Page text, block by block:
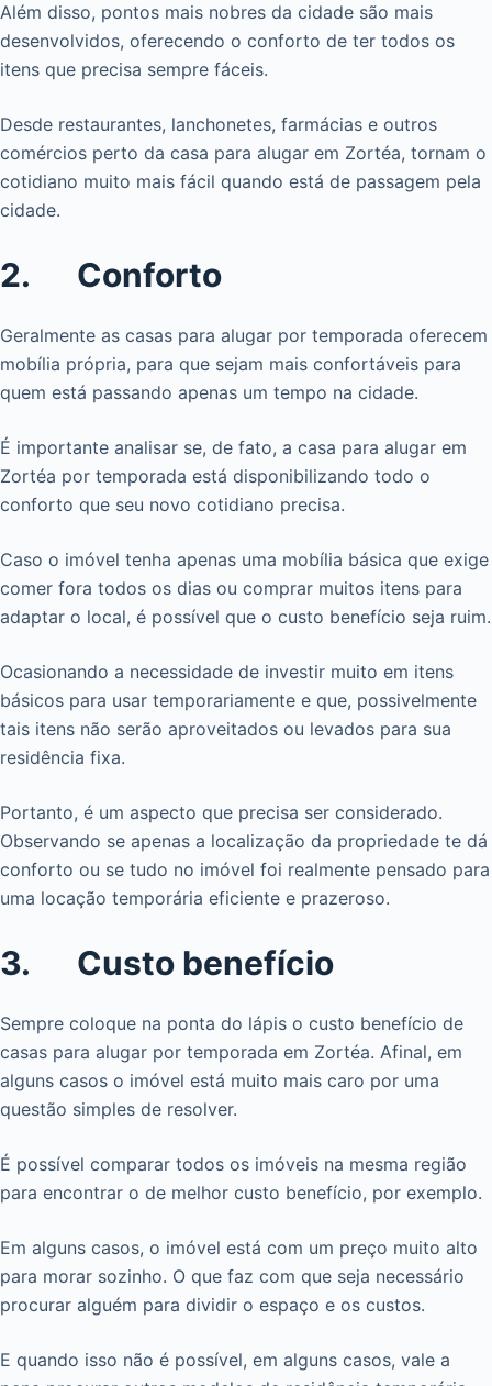
Além disso, pontos mais nobres da cidade são mais
desenvolvidos, oferecendo o conforto de ter todos os
itens que precisa sempre fáceis.
Desde restaurantes, lanchonetes, farmácias e outros
comércios perto da casa para alugar em Zortéa, tornam o
cotidiano muito mais fácil quando está de passagem pela
cidade.
2. Conforto
Geralmente as casas para alugar por temporada oferecem
mobília própria, para que sejam mais confortáveis para
quem está passando apenas um tempo na cidade.
É importante analisar se, de fato, a casa para alugar em
Zortéa por temporada está disponibilizando todo o
conforto que seu novo cotidiano precisa.
Caso o imóvel tenha apenas uma mobília básica que exige
comer fora todos os dias ou comprar muitos itens para
adaptar o local, é possível que o custo benefício seja ruim.
Ocasionando a necessidade de investir muito em itens
básicos para usar temporariamente e que, possivelmente
tais itens não serão aproveitados ou levados para sua
residência fixa.
Portanto, é um aspecto que precisa ser considerado.
Observando se apenas a localização da propriedade te dá
conforto ou se tudo no imóvel foi realmente pensado para
uma locação temporária eficiente e prazeroso.
3. Custo benefício
Sempre coloque na ponta do lápis o custo benefício de
casas para alugar por temporada em Zortéa. Afinal, em
alguns casos o imóvel está muito mais caro por uma
questão simples de resolver.
É possível comparar todos os imóveis na mesma região
para encontrar o de melhor custo benefício, por exemplo.
Em alguns casos, o imóvel está com um preço muito alto
para morar sozinho. O que faz com que seja necessário
procurar alguém para dividir o espaço e os custos.
E quando isso não é possível, em alguns casos, vale a